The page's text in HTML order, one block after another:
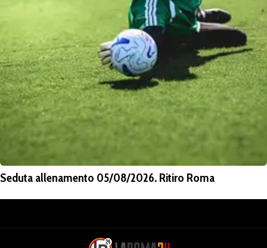
Seduta allenamento 05/08/2026. Ritiro Roma